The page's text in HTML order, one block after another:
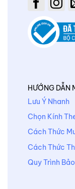
HƯỚNG DẪN
Lưu Ý Nhanh
Chọn Kính
Cách Thức
Cách Thức
Quy Trình